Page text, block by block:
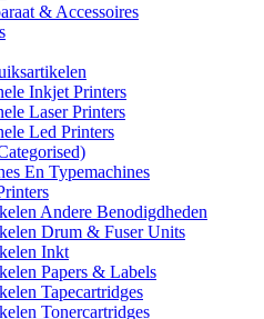
& Accessoires
Inkjet Printers
Laser Printers
Led Printers
En Typemachines
Andere Benodigdheden
Drum & Fuser Units
Inkt
Papers & Labels
Tapecartridges
Tonercartridges